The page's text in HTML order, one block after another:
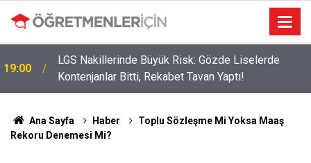
09:05 İlçe Milli Eğitim Müdürü Ataması Yapıldı
Ana Sayfa Haber
Toplu Sözleşme Mi Yoksa Maaş
Rekoru Denemesi Mi?